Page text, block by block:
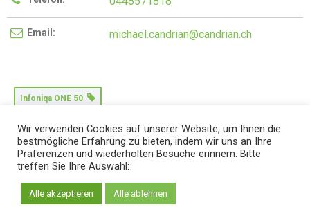
Email: michael.candrian@candrian.ch
Infoniqa ONE 50
Kontakt
Kontaktieren Sie diesen
Wir verwenden Cookies auf unserer Website, um Ihnen die
bestmögliche Erfahrung zu bieten, indem wir uns an Ihre
Präferenzen und wiederholten Besuche erinnern. Bitte
treffen Sie Ihre Auswahl:
Alle akzeptieren Alle ablehnen